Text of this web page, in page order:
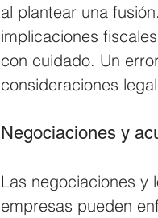
al plantear una
implicaciones
con cuidado. Un
consideraciones
Negociaciones y
Las negociaciones y
empresas pueden